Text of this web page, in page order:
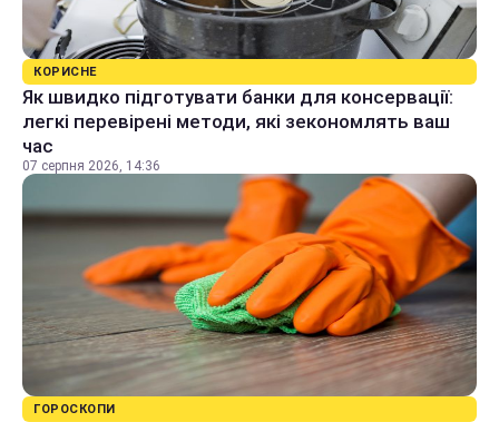
КОРИСНЕ
Як швидко підготувати банки для консервації:
легкі перевірені методи, які зекономлять ваш
час
07 серпня 2026, 14:36
ГОРОСКОПИ